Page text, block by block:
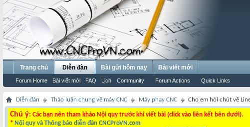
Trang chủ Diễn đàn
Forum Home Bài viết mới FAQ Lịch Community Forum Actions Quick Links
Bài gửi hôm nay Bài viết mới
Diễn đàn Thảo luận chung về máy CNC Máy phay CNC Cho em hỏi chút về
Chú ý: Các bạn nên tham khảo Nội quy trước khi viết bài (click vào liên kết bên dưới).
* Nội quy và Thông báo diễn đàn CNCProVN.com